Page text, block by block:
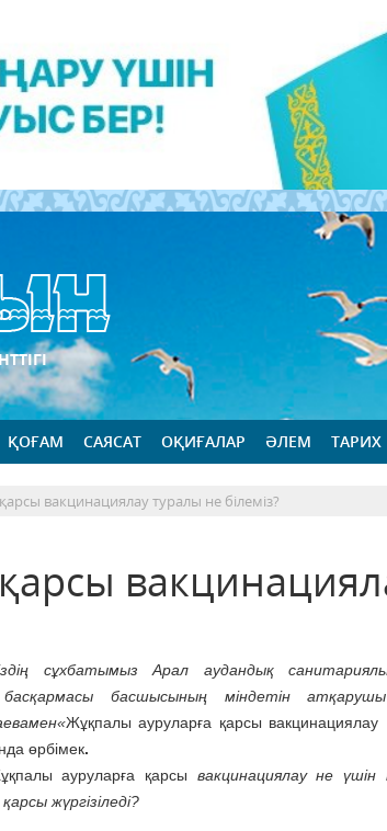
ҚОҒАМ САЯСАТ ОҚИҒАЛАР ӘЛЕМ ТАРИХ
вакцинациялау туралы не білеміз?
сұхбатымыз Арал аудандық
басшысының міндетін
Жұқпалы ауруларға қарсы вакцинациялау
өрбімек.
ауруларға қарсы вакцинациялау не
жүргізіледі?